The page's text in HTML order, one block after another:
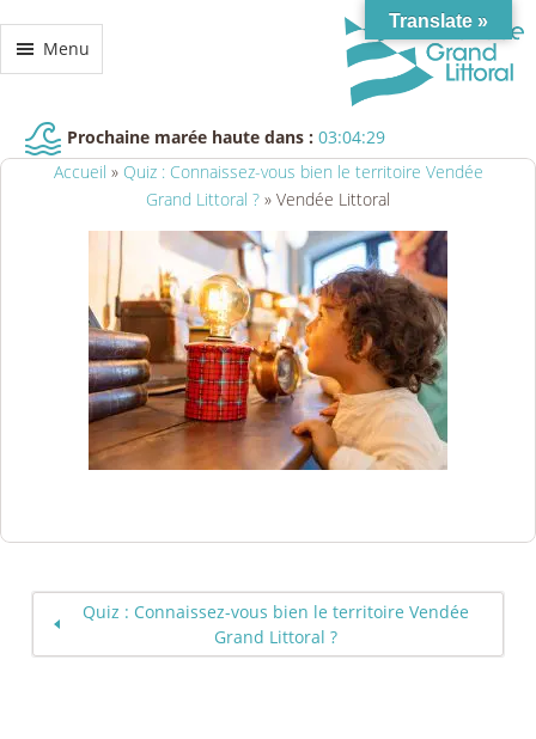
Menu
Prochaine marée haute dans : 03:04:29
Accueil » Quiz : Connaissez-vous bien le territoire Vendée
Grand Littoral ? » Vendée Littoral
Quiz : Connaissez-vous bien le territoire Vendée
Grand Littoral ?
Translate »